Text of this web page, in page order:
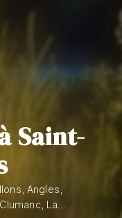
Saint-
Angles,
La…